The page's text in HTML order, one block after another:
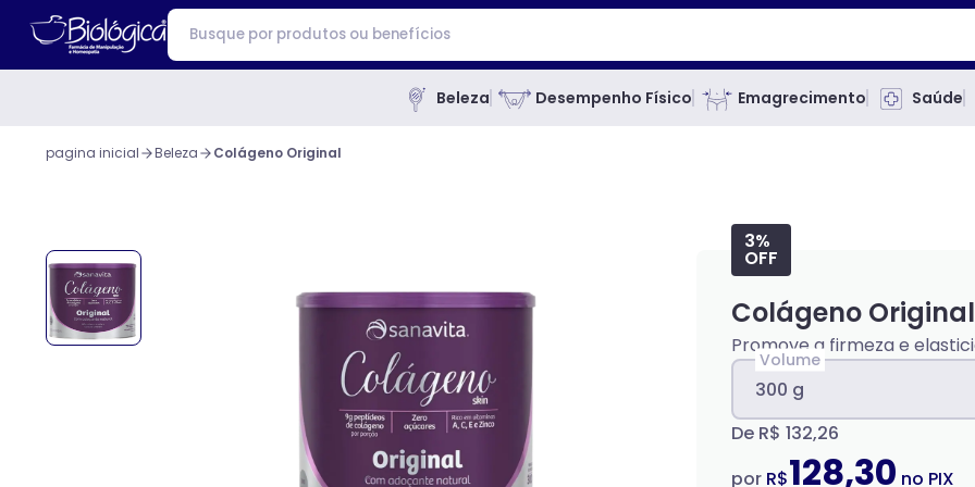
Beleza Desempenho Físico Emagrecimento Saúde
pagina inicial Beleza Colágeno Original
3%
OFF
Colágeno Original
Promove a firmeza e
Volume
300 g
De R$ 132,26
por R$128,30 no PIX